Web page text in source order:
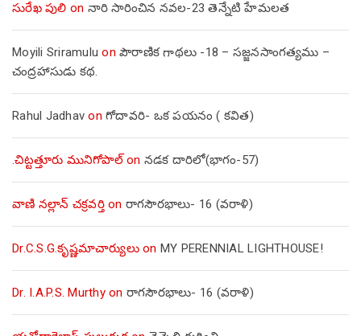
సురేఖ పులి on నారి సారించిన నవల-23 తెన్నేటి హేమలత
Moyili Sriramulu on పౌరాణిక గాథలు -18 – సజ్జనసాంగత్యము –
చంద్రహాసుడు కథ.
Rahul Jadhav on గోదావరి- ఒక పయనం ( కవిత)
.చిట్టత్తూరు మునిగోపాల్ on నడక దారిలో(భాగం-57)
వాణి నల్లాన్ చక్రవర్తిon రాగసౌరభాలు- 16 (వరాళి)
Dr.C.S.G.కృష్ణమాచార్యులుon MY PERENNIAL LIGHTHOUSE!
Dr. I.A.P.S. Murthyon రాగసౌరభాలు- 16 (వరాళి)